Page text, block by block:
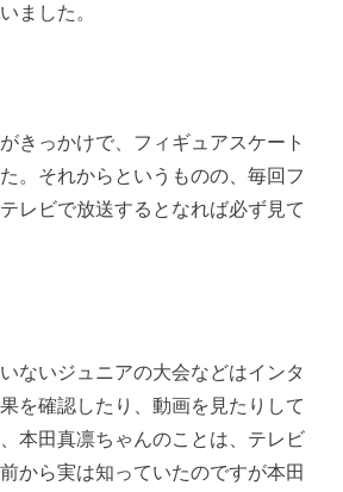
ました。
きっかけで、フィギュアスケート
。それからというものの、毎回フ
レビで放送するとなれば必ず見て
ないジュニアの大会などはインタ
を確認したり、動画を見たりして
本田真凛ちゃんのことは、テレビ
から実は知っていたのですが本田